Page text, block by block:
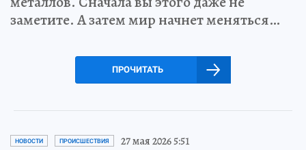
заметите. А затем мир начнет меняться…
ПРОЧИТАТЬ
НОВОСТИ ПРОИСШЕСТВИЯ 27 мая 2026 5:51